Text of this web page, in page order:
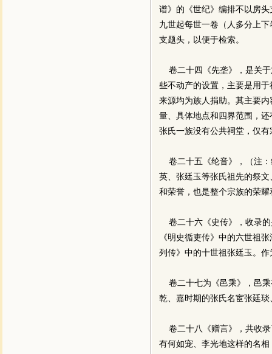
谱》的《世纪》编排不以房
九世起每世一卷（人多分上
支题头，以便于检索。
卷二十四《先垄》，是关于
些不动产的设置，主要是用
来源均为族人捐助。其主要
量、具体地点和四界范围，
张氏一族没有公共祠堂，仅
卷二十五《纶音》，（注：
英、张廷玉等张氏祖先的祭
和荣誉，也是整个宗族的荣
卷二十六《史传》，收录的
《明史循吏传》中的六世祖
列传》中的十世祖张廷玉。
卷二十七为《邑乘》，邑乘
乾、嘉时期的张氏名宦张廷
卷二十八《赠言》，共收录
有何如宠、李光地这样的名